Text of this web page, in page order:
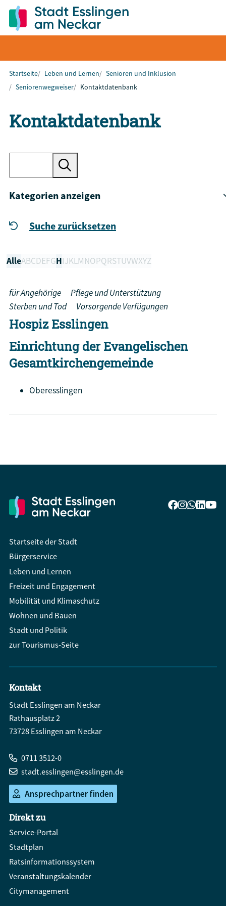
Startseite Leben und Lernen
Senioren und Inklusion
Seniorenwegweiser
Kontaktdatenbank
Kontaktdatenbank
Kategorien anzeigen
Suche zurücksetzen
AlleABCDEFGHIJKLMNOPQRSTUVWXYZ
für Angehörige
Pflege und Unterstützung
Sterben und Tod
Vorsorgende Verfügungen
Hospiz Esslingen
Einrichtung der Evangelischen
Gesamtkirchengemeinde
Oberesslingen
Startseite der Stadt
Bürgerservice
Leben und Lernen
Freizeit und Engagement
Mobilität und Klimaschutz
Wohnen und Bauen
Stadt und Politik
zur Tourismus-Seite
Kontakt
Stadt Esslingen am Neckar
Rathausplatz 2
73728 Esslingen am Neckar
0711 3512-0
stadt.esslingen@esslingen.de
Ansprechpartner finden
Direkt zu
Service-Portal
Stadtplan
Ratsinformationssystem
Veranstaltungskalender
Citymanagement